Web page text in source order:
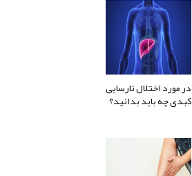
در مورد اختلال نارسایی
کبدی چه باید بدانید؟